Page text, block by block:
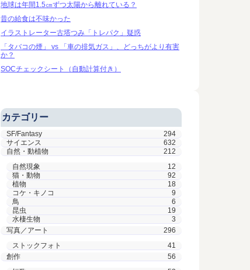
地球は年間1.5㎝ずつ太陽から離れている？
昔の給食は不味かった
イラストレーター古塔つみ「トレパク」疑惑
「タバコの煙」 vs 「車の排気ガス」、どっちがより有害
か？
SOCチェックシート（自動計算付き）
カテゴリー
SF/Fantasy
294
サイエンス
632
自然・動植物
212
自然現象
12
猫・動物
92
植物
18
コケ・キノコ
9
鳥
6
昆虫
19
水棲生物
3
写真／アート
296
ストックフォト
41
創作
56